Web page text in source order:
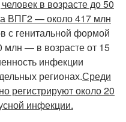
в возрасте до 50
а ВПГ2 — около 417 млн
с генитальной формой
млн — в возрасте от 15
инфекции
регионах.Среди
регистрируют около 20
инфекции.